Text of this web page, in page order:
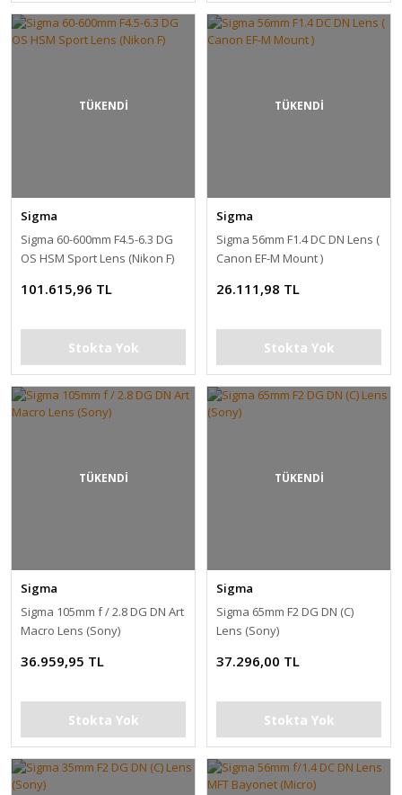
TÜKENDİ
Sigma
Sigma 60-600mm F4.5-6.3 DG
OS HSM Sport Lens (Nikon F)
101.615,96 TL
Stokta Yok
TÜKENDİ
Sigma
Sigma 56mm F1.4 DC DN Lens (
Canon EF-M Mount )
26.111,98 TL
Stokta Yok
TÜKENDİ
Sigma
Sigma 105mm f / 2.8 DG DN Art
Macro Lens (Sony)
36.959,95 TL
Stokta Yok
TÜKENDİ
Sigma
Sigma 65mm F2 DG DN (C)
Lens (Sony)
37.296,00 TL
Stokta Yok